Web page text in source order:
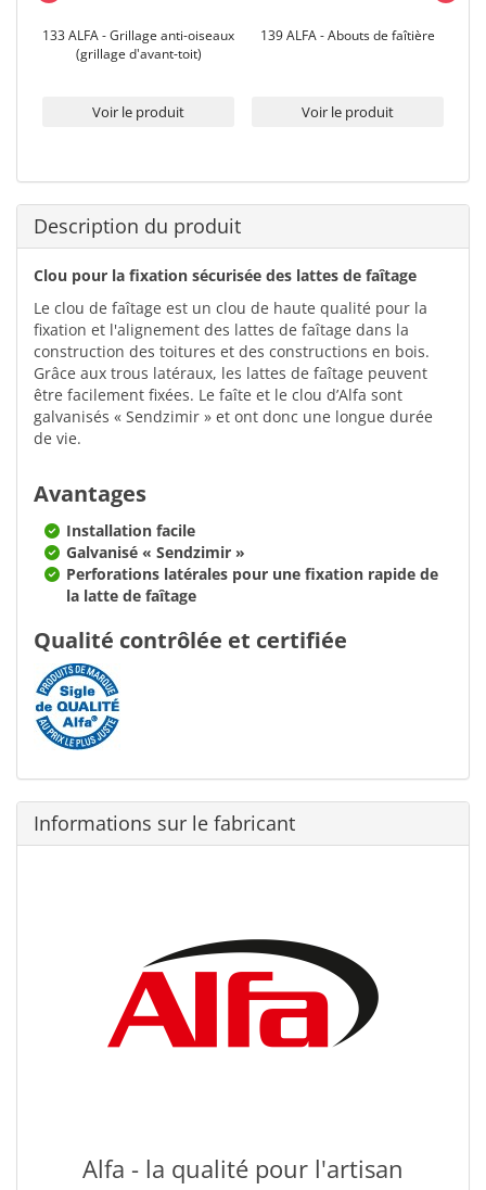
133 ALFA - Grillage anti-oiseaux
(grillage d'avant-toit)
Voir le produit
139 ALFA - Abouts de faîtière
Voir le produit
Description du produit
Clou pour la fixation sécurisée des lattes de faîtage
Le clou de faîtage est un clou de haute qualité pour la
fixation et l'alignement des lattes de faîtage dans la
construction des toitures et des constructions en bois.
Grâce aux trous latéraux, les lattes de faîtage peuvent
être facilement fixées. Le faîte et le clou d’Alfa sont
galvanisés « Sendzimir » et ont donc une longue durée
de vie.
Avantages
Installation facile
Galvanisé « Sendzimir »
Perforations latérales pour une fixation rapide de
la latte de faîtage
Qualité contrôlée et certifiée
Informations sur le fabricant
Alfa - la qualité pour l'artisan